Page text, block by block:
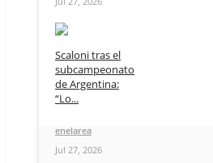
Scaloni tras el
subcampeonato
de Argentina:
“Lo...
enelarea
Jul 27, 2026